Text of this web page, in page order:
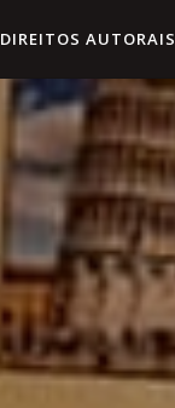
DIREITOS AUTORAIS